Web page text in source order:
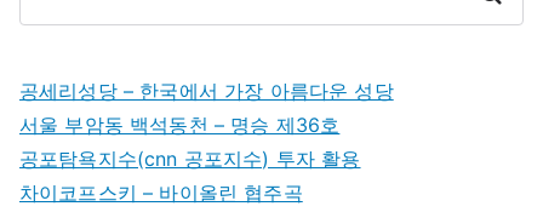
공세리성당 – 한국에서 가장 아름다운 성당
서울 부암동 백석동천 – 명승 제36호
공포탐욕지수(cnn 공포지수) 투자 활용
차이코프스키 – 바이올린 협주곡